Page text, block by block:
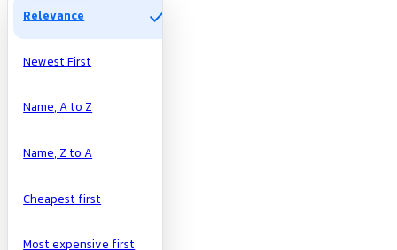
Manufacturers
Relevance check
Newest First
Name, A to Z
Name, Z to A
Cheapest first
Most expensive first